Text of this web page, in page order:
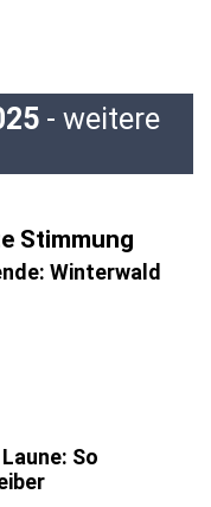
- weitere
Stimmung
Winterwald
So